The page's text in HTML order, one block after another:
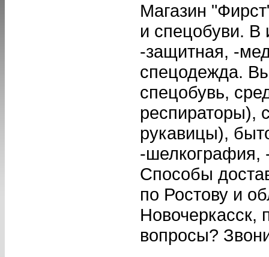
Магазин
и спецобуви. В
-защитная, -
спецодежда.
спецобувь,
респираторы),
рукавицы),
-шелкография,
Способы
по Ростову и
Новочеркасск,
вопросы?